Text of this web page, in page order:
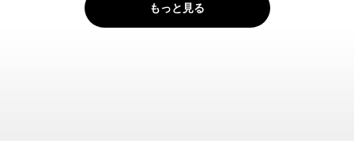
もっと見る